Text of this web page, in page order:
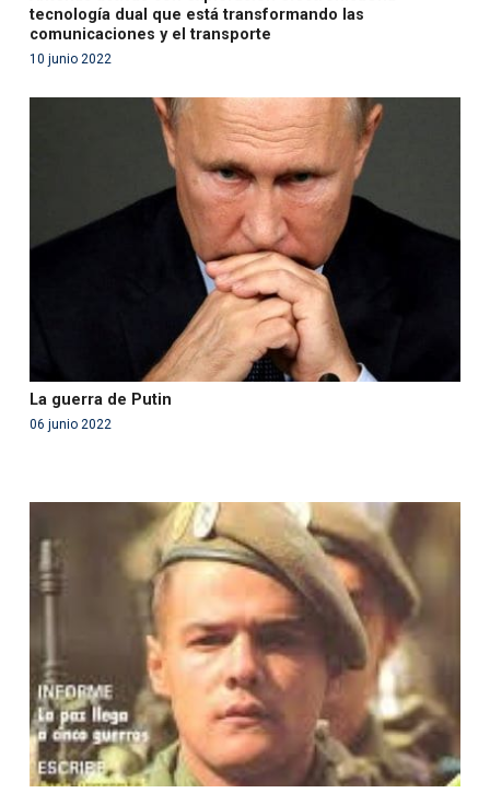
tecnología dual que está transformando las
comunicaciones y el transporte
10 junio 2022
: Use of undefined constant php - assumed
'php' (this will throw an Error in a future version of PHP)
/var/www/acami.es/wp-
content/themes/fundcami/page-publicaciones.php
99
La guerra de Putin
06 junio 2022
: Use of undefined constant php - assumed
'php' (this will throw an Error in a future version of PHP)
in/var/www/acami.es/wp-
content/themes/fundcami/page-publicaciones.php